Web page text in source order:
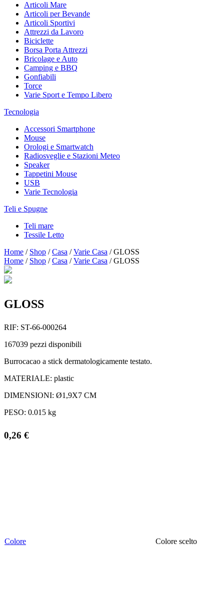
Articoli Mare
Articoli per Bevande
Articoli Sportivi
Attrezzi da Lavoro
Biciclette
Borsa Porta Attrezzi
Bricolage e Auto
Camping e BBQ
Gonfiabili
Torce
Varie Sport e Tempo Libero
Tecnologia
Accessori Smartphone
Mouse
Orologi e Smartwatch
Radiosveglie e Stazioni Meteo
Speaker
Tappetini Mouse
USB
Varie Tecnologia
Teli e Spugne
Teli mare
Tessile Letto
Home / Shop /Casa /Varie Casa /GLOSS
Home / Shop /Casa /Varie Casa /GLOSS
GLOSS
RIF: ST-66-000264
167039 pezzi disponibili
Burrocacao a stick dermatologicamente testato.
MATERIALE: plastic
DIMENSIONI: Ø1,9X7 CM
PESO: 0.015 kg
0,26 €
Colore Colore